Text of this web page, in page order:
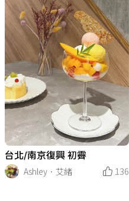
台北/南京復興 初霽
Ashley．艾緒
136